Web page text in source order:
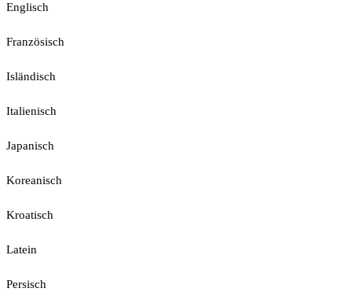
Englisch
Französisch
Isländisch
Italienisch
Japanisch
Koreanisch
Kroatisch
Latein
Persisch